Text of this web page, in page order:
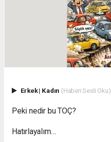
Erkek| Kadın (Haberi Sesli Oku)
Peki nedir bu TOÇ?
Hatırlayalım…